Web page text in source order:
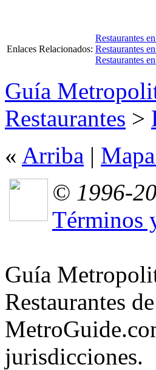
Enlaces Relacionados:
Restaurantes
Restaurantes
Restaurantes
Guía
Restaurantes >
« Arriba |
© 1996-
Términos
Guía
Restaurantes
jurisdicciones.